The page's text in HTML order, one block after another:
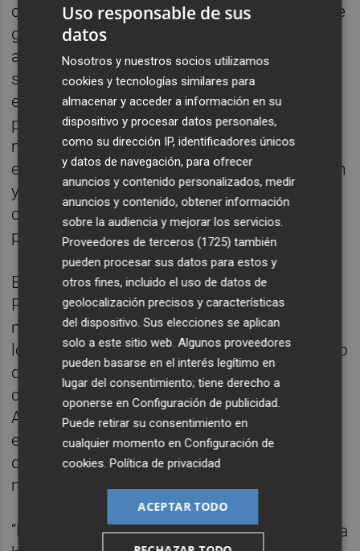
consideramos que los sueldos del equipo de
gobierno, que lo primero que hizo nada más
arrancar la legislatura fue aprobar una
subida salarial del 52% que hace que los
ediles PSOE, Compromís y Unidas Podemos
perciban cada uno más de 62.800 euros al
mes, a los que se suman los más de 78.500
euros mensuales que cobra la alcaldesa, son
ya de por sí salarios demasiado elevados
como para aplicar una nueva subida en
plena crisis”, ha afirmado Toledo.
El portavoz adjunto del Grupo Municipal
Popular ha indicado además que “esta
medida de renuncia únicamente afectaría a
los concejales y asesores municipales, por lo
que el incremento sí se aplicaría a todo el
cuerpo de funcionarios que trabajan en el
Ayuntamiento de Castellón, que sí verían
este aumento reflejado en la partida anual
que recoge los gastos del personal
municipal”.
“Entidades como la Diputación de Alicante ya
Uso responsable de sus
datos
Nosotros y nuestros socios utilizamos
cookies y tecnologías similares para
almacenar y acceder a información en su
dispositivo y procesar datos personales,
como su dirección IP, identificadores únicos
y datos de navegación, para ofrecer
anuncios y contenido personalizados, medir
anuncios y contenido, obtener información
sobre la audiencia y mejorar los servicios.
Proveedores de terceros (1725) también
pueden procesar sus datos para estos y
otros fines, incluido el uso de datos de
geolocalización precisos y características
del dispositivo. Sus elecciones se aplican
solo a este sitio web. Algunos proveedores
pueden basarse en el interés legítimo en
lugar del consentimiento; tiene derecho a
oponerse enConfiguración de publicidad.
Puede retirar su consentimiento en
cualquier momento enConfiguración de
cookies.Política de privacidad
ACEPTAR TODO